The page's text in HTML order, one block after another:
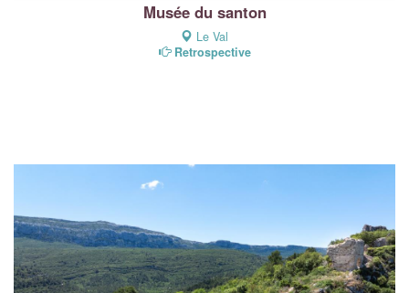
Musée du santon
Le Val
Retrospective